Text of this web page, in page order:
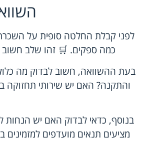
לפני קבלת החלטה סופית על השכרת
כמה ספקים. 🛒 זהו שלב חשוב
בעת ההשוואה, חשוב לבדוק מה
והתקנה? האם יש שירותי תחזוקה
בנוסף, כדאי לבדוק האם יש הנחות
מציעים תנאים מועדפים למזמינים